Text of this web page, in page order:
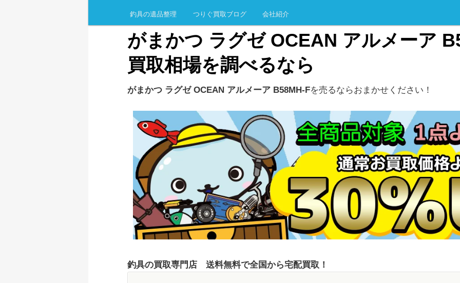
釣具の遺品整理 つりぐ買取ブログ 会社紹介
がまかつ ラグゼ OCEAN アルメーア
買取相場を調べるなら
がまかつ ラグゼ OCEAN アルメーア B58MH-Fを売るならおまかせください！
釣具の買取専門店 送料無料で全国から宅配買取！